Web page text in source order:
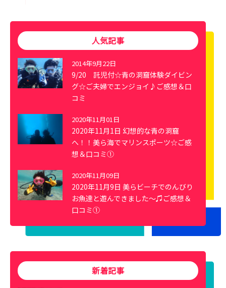
人気記事
2014年9月22日
9/20 託児付☆青の洞窟体験ダイビン
グ☆ご夫婦でエンジョイ♪ご感想＆口
コミ
2020年11月01日
2020年11月1日 幻想的な青の洞窟
へ！！美ら海でマリンスポーツ☆ご感
想＆口コミ①
2020年11月09日
2020年11月9日 美らビーチでのんびり
お魚達と遊んできました～♫ご感想＆
口コミ①
新着記事